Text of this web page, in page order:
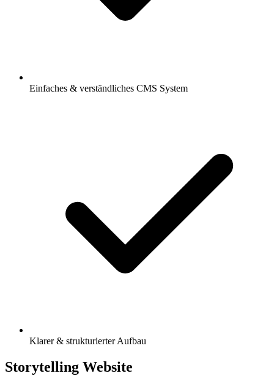
Einfaches & verständliches CMS System
Klarer & strukturierter Aufbau
Storytelling Website